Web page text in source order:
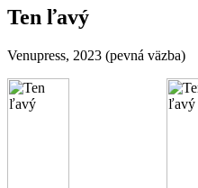
Ten ľavý
Venupress, 2023 (pevná väzba)